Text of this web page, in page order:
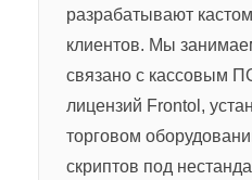
разрабатывают
клиентов. Мы
связано с кассовым
лицензий Frontol,
торговом
скриптов под